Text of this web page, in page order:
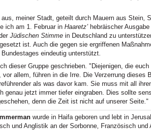
meiner Stadt, geteilt durch Mauern aus Stein,
ich am 1. Februar in Haaretz’ hebräischer
Jüdischen Stimme in Deutschland zu
ist. Auch die gegen sie ergriffenen
eindeutig unterstützt.
dieser Gruppe geschrieben. "Diejenigen, die
vor allem, führen in die Irre. Die Verzerrung dieses
als was davor kam. Sie muss mit all
genau jetzt immer tiefer eingraben. Dies sollte
denn die Zeit ist nicht auf unserer Seite."
wurde in Haifa geboren und lebt in
und Anglistik an der Sorbonne, Französisch und